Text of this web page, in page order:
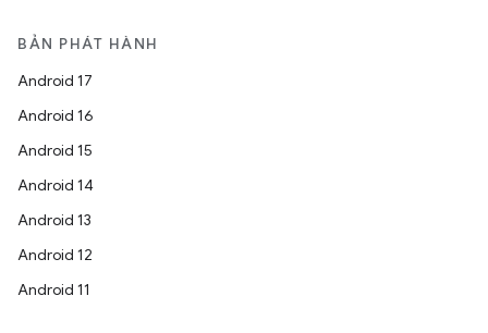
BẢN PHÁT HÀNH
Android 17
Android 16
Android 15
Android 14
Android 13
Android 12
Android 11